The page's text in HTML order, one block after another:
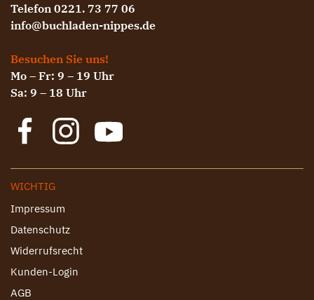
Telefon 0221. 73 77 06
info@buchladen-nippes.de
Besuchen Sie uns!
Mo – Fr: 9 – 19 Uhr
Sa: 9 – 18 Uhr
WICHTIG
Impressum
Datenschutz
Widerrufsrecht
Kunden-Login
AGB